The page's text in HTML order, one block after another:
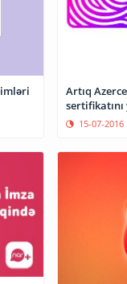
Artıq Azercell-də
15-07-2016